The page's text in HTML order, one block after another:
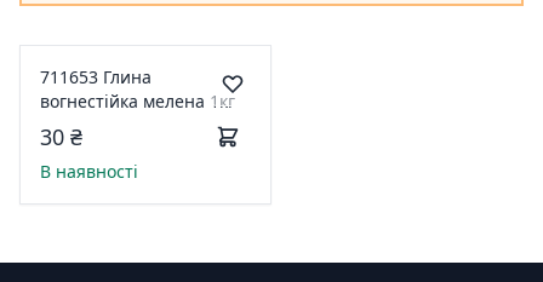
711653 Глина
вогнестійка мелена 1кг
30 ₴
В наявності